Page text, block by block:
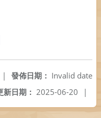
發佈日期： Invalid date
|
新日期： 2025-06-20 |